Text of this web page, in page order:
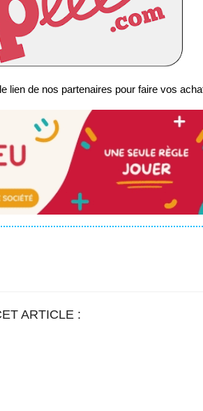
lien de nos partenaires pour faire vos
ARTICLE :